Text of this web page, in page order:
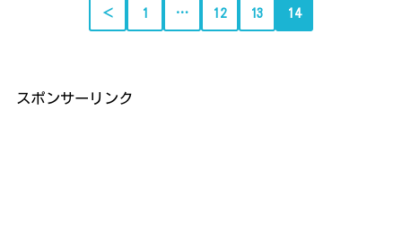
＜ 1 … 12 13 14
スポンサーリンク